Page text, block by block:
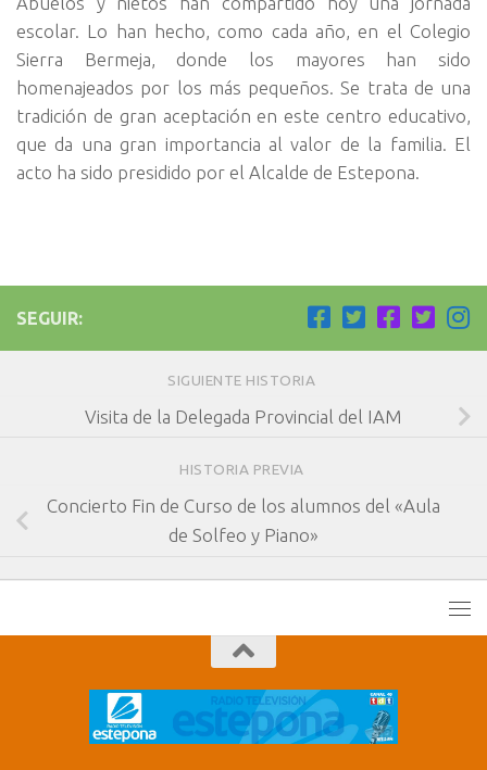
escolar. Lo han hecho, como cada año, en el Colegio
Sierra Bermeja, donde los mayores han sido
homenajeados por los más pequeños. Se trata de una
tradición de gran aceptación en este centro educativo,
que da una gran importancia al valor de la familia. El
acto ha sido presidido por el Alcalde de Estepona.
SEGUIR:
SIGUIENTE HISTORIA
Visita de la Delegada Provincial del IAM
HISTORIA PREVIA
Concierto Fin de Curso de los alumnos del «Aula
de Solfeo y Piano»